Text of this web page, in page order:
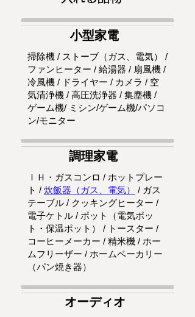
小型家電
掃除機 / ストーブ（ガス、電気） /
ファンヒーター / 給湯器 / 扇風機 /
冷風機 / ドライヤー / カメラ / 空
気清浄機 / 高圧洗浄器 / 集塵機 /
ゲーム機/ ミシン/ゲーム機/パソコ
ン/モニター
調理家電
ＩＨ・ガスコンロ / ホットプレー
ト / 炊飯器（ガス、電気）
/ ガス
テーブル / クッキングヒーター /
電子ケトル / ポット（電気ポッ
ト・保温ポット） / トースター /
コーヒーメーカー / 精米機 / ホー
ムフリーザー / ホームベーカリー
（パン焼き器）
オーディオ